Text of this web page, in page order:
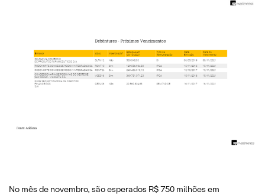
No mês de novembro, são esperados R$ 750 milhões em